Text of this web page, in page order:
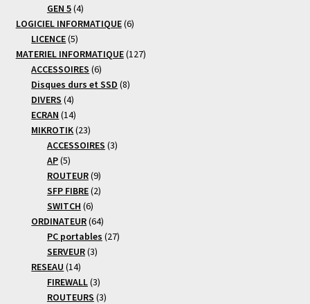
GEN 5 44
produits
LOGICIEL INFORMATIQUE 66
LICENCE 55
produits
MATERIEL INFORMATIQUE 127127
ACCESSOIRES 66
produits
Disques durs et SSD 88
DIVERS 44
produits
ECRAN 1414
produits
MIKROTIK 2323
produits
ACCESSOIRES 33
AP 55
produits
ROUTEUR 99
produits
SFP FIBRE 22
SWITCH 66
produits
ORDINATEUR 6464
produits
PC portables 2727
SERVEUR 33
RESEAU 1414
produits
FIREWALL 33
produits
ROUTEURS 33